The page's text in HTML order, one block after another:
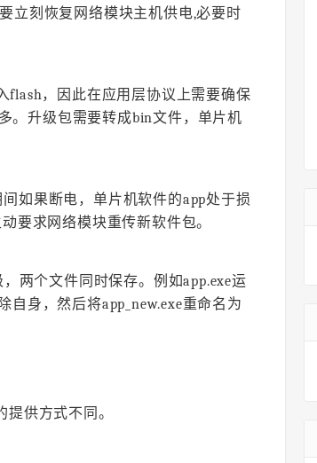
立刻恢复网络模块主机供电,必要时
flash，因此在应用层协议上需要确保
。升级包需要转成bin文件，单片机
如果断电，单片机软件的app处于损
要求网络模块重传新软件包。
两个文件同时保存。例如app.exe运
自身，然后将app_new.exe重命名为
供方式不同。